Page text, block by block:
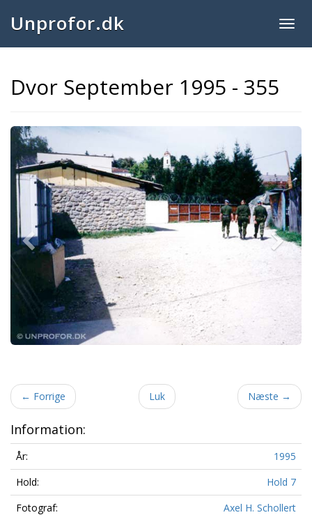
Unprofor.dk
Dvor September 1995 - 355
Previous
← Forrige Luk Næste →
Information:
År:
1995
Hold:
Hold 7
Fotograf:
Axel H. Schollert